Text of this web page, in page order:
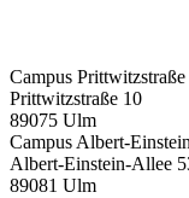
Campus Prittwitzstraße
Prittwitzstraße 10
89075 Ulm
Campus Albert-
Albert-Einstein-Allee
89081 Ulm